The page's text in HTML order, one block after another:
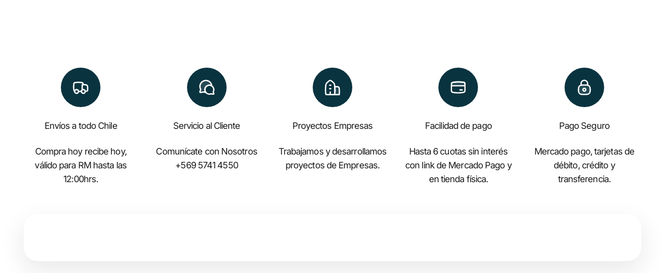
Envíos a todo Chile
Compra hoy recibe hoy,
válido para RM hasta las
12:00hrs.
Servicio al Cliente
Comunícate con Nosotros
+569 5741 4550
Proyectos Empresas
Trabajamos y desarrollamos
proyectos de Empresas.
Facilidad de pago
Hasta 6 cuotas sin interés
con link de Mercado Pago y
en tienda física.
Pago Seguro
Mercado pago, tarjetas de
débito, crédito y
transferencia.